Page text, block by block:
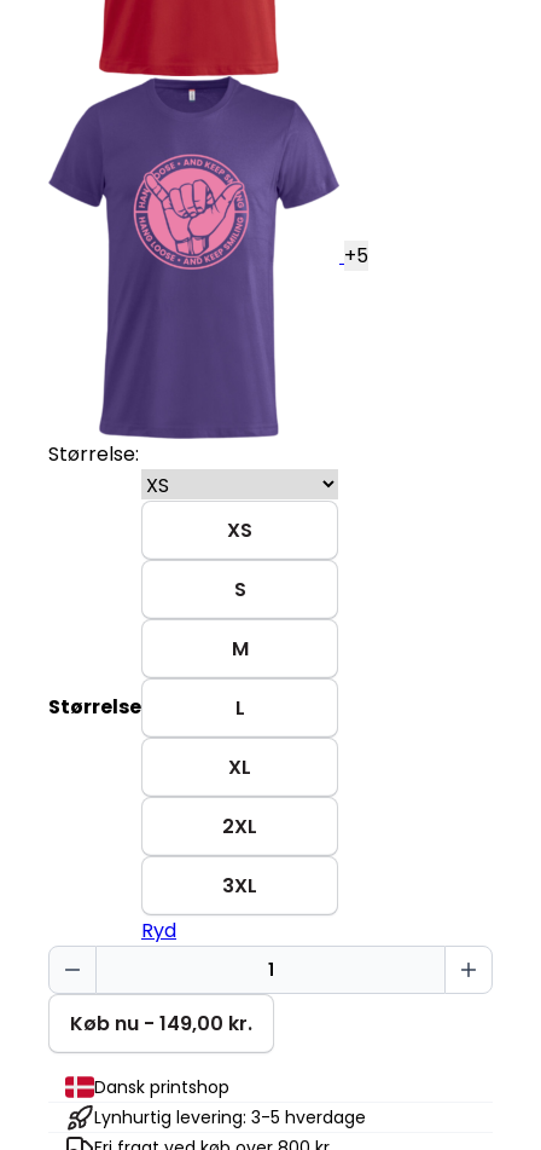
+5
Størrelse:
Størrelse
XS
S
M
L
XL
2XL
3XL
Ryd
Keep
smiling
Basic-
T
antal
Køb nu - 149,00 kr.
Dansk printshop
Lynhurtig levering: 3-5 hverdage